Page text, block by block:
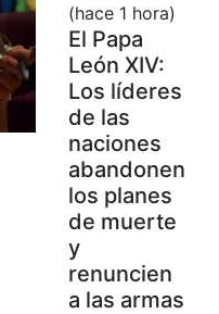
(hace 1 hora)
El Papa
León XIV:
Los líderes
de las
naciones
abandonen
los planes
de muerte
y
renuncien
a las armas